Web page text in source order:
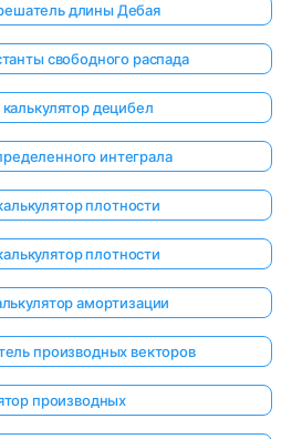
длины Дебая
свободного распада
децибел
интеграла
плотности
плотности
амортизации
производных векторов
производных